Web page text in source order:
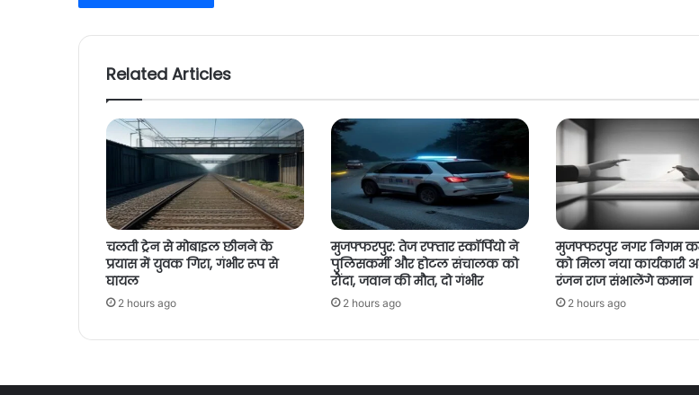
Related Articles
चलती ट्रेन से मोबाइल छीनने के
प्रयास में युवक गिरा, गंभीर रूप से
घायल
2 hours ago
मुजफ्फरपुर: तेज रफ्तार स्कॉर्पियो ने
पुलिसकर्मी और होटल संचालक को
रौंदा, जवान की मौत, दो गंभीर
2 hours ago
मुजफ्फरपुर नगर निगम
को मिला नया कार्यकारी
रंजन राज संभालेंगे कमान
2 hours ago